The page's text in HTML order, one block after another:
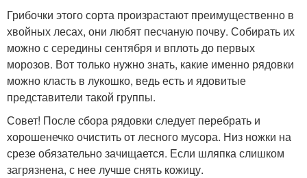
Грибочки этого сорта произрастают преимущественно в
хвойных лесах, они любят песчаную почву. Собирать их
можно с середины сентября и вплоть до первых
морозов. Вот только нужно знать, какие именно рядовки
можно класть в лукошко, ведь есть и ядовитые
представители такой группы.
Совет! После сбора рядовки следует перебрать и
хорошенечко очистить от лесного мусора. Низ ножки на
срезе обязательно зачищается. Если шляпка слишком
загрязнена, с нее лучше снять кожицу.